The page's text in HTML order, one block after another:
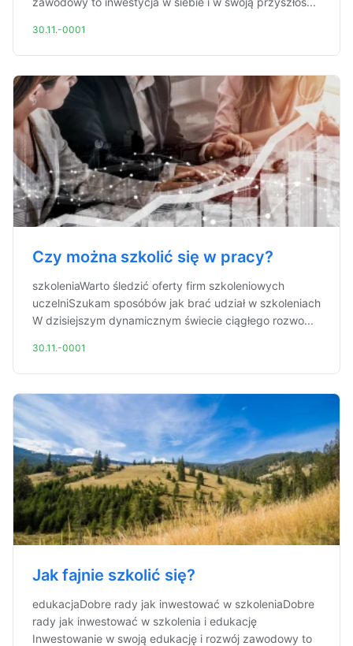
30.11.-0001
Czy można szkolić się w pracy?
szkoleniaWarto śledzić oferty firm szkoleniowych
uczelniSzukam sposóbów jak brać udział w szkoleniach
W dzisiejszym dynamicznym świecie ciągłego rozwo...
30.11.-0001
Jak fajnie szkolić się?
edukacjaDobre rady jak inwestować w szkoleniaDobre
rady jak inwestować w szkolenia i edukację
Inwestowanie w swoją edukację i rozwój zawodowy to